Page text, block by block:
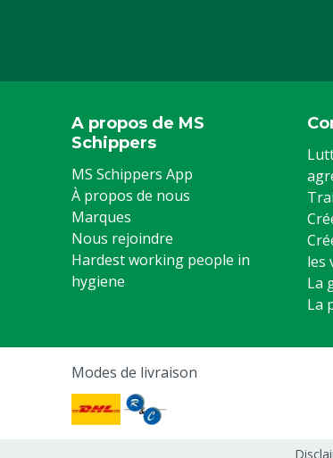
A propos de MS
Schippers
MS Schippers App
À propos de nous
Marques
Nous rejoindre
Hardest working people in
hygiene
les
La
La
Modes de livraison